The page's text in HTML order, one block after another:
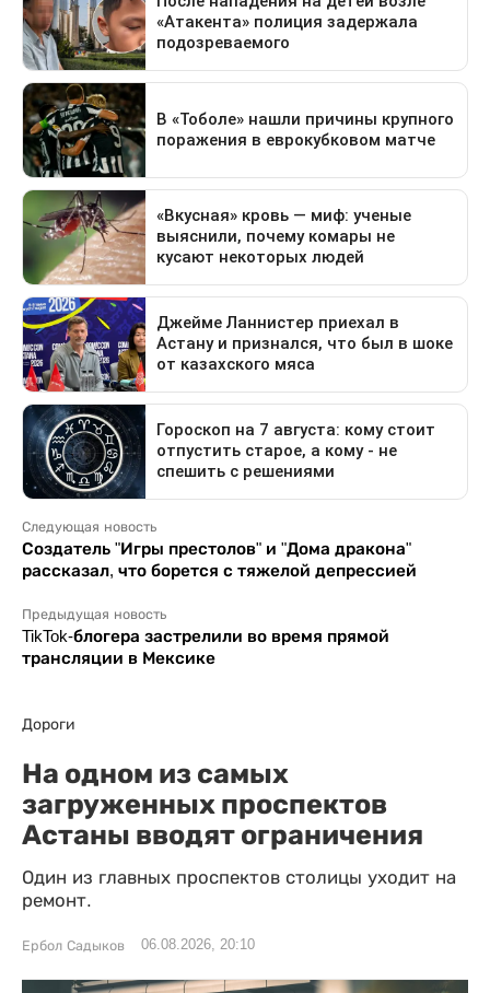
Следующая новость
Создатель "Игры престолов" и "Дома дракона"
рассказал, что борется с тяжелой депрессией
Предыдущая новость
TikTok-блогера застрелили во время прямой
трансляции в Мексике
Дороги
На одном из самых
загруженных проспектов
Астаны вводят ограничения
Один из главных проспектов столицы уходит на
ремонт.
Ербол Садыков 06.08.2026, 20:10